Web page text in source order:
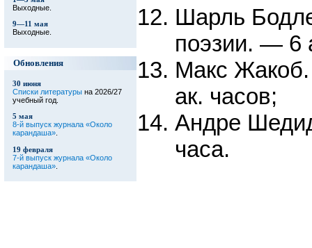
Выходные.
9—11 мая
Выходные.
Обновления
30 июня
Списки литературына 2026/27
учебный год.
5 мая
8-й выпуск журнала «Около
карандаша».
19 февраля
7-й выпуск журнала «Около
карандаша».
Шарль
поэзии. — 6
Макс
ак. часов;
Андре
часа.